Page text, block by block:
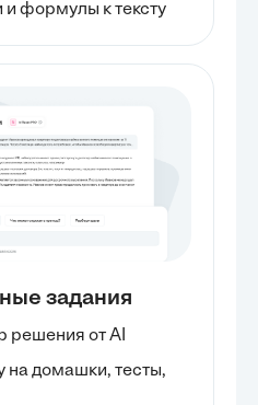
формулы к тексту
задания
решения от AI
на домашки, тесты,